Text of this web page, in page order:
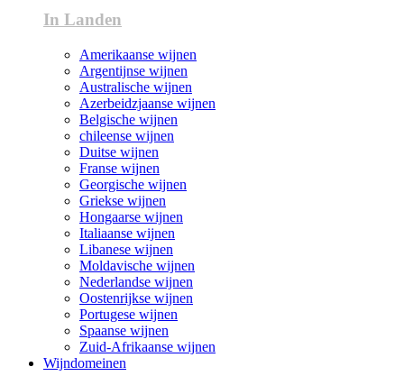
In Landen
Amerikaanse wijnen
Argentijnse wijnen
Australische wijnen
Azerbeidzjaanse wijnen
Belgische wijnen
chileense wijnen
Duitse wijnen
Franse wijnen
Georgische wijnen
Griekse wijnen
Hongaarse wijnen
Italiaanse wijnen
Libanese wijnen
Moldavische wijnen
Nederlandse wijnen
Oostenrijkse wijnen
Portugese wijnen
Spaanse wijnen
Zuid-Afrikaanse wijnen
Wijndomeinen